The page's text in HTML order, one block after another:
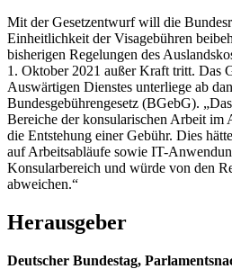
Mit der Gesetzentwurf will die
Einheitlichkeit der Visagebühren
bisherigen Regelungen des
1. Oktober 2021 außer Kraft tritt. Das
Auswärtigen Dienstes unterliege ab
Bundesgebührengesetz (BGebG).
Bereiche der konsularischen Arbeit im
die Entstehung einer Gebühr. Dies
auf Arbeitsabläufe sowie IT-
Konsularbereich und würde von den
abweichen.“
Herausgeber
Deutscher Bundestag,